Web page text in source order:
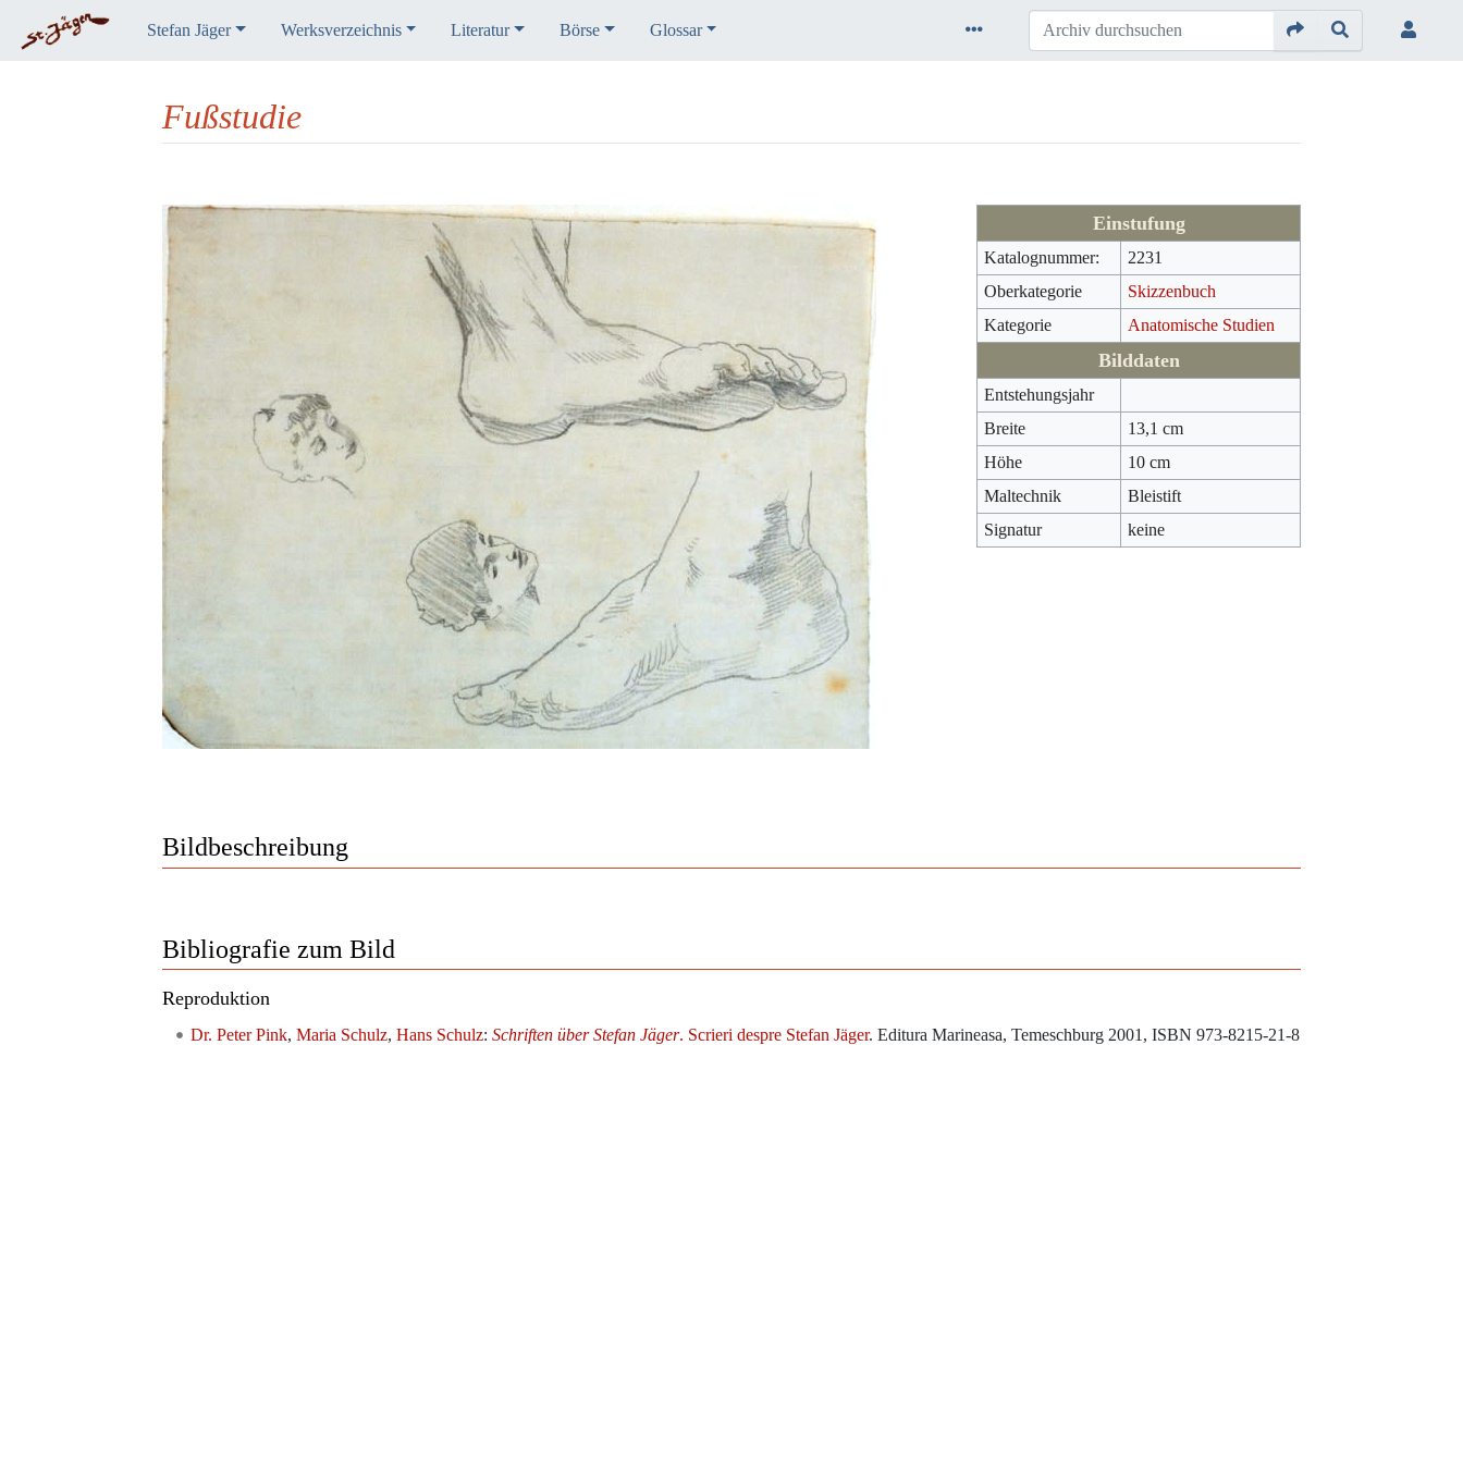
Stefan Jäger Werksverzeichnis Literatur Börse Glossar
Fußstudie
Einstufung
Katalognummer:
2231
Oberkategorie
Skizzenbuch
Kategorie
Anatomische Studien
Bilddaten
Entstehungsjahr
Breite
13,1 cm
Höhe
10 cm
Maltechnik
Bleistift
Signatur
keine
Bildbeschreibung
Bibliografie zum Bild
Reproduktion
Dr. Peter Pink, Maria Schulz, Hans Schulz: Schriften über Stefan Jäger. Scrieri despre Stefan Jäger. Editura Marineasa, Temeschburg 2001, ISBN 973-8215-21-8